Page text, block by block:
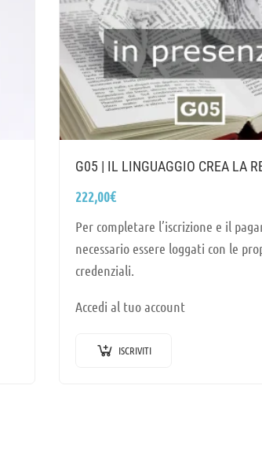
G05 | IL LINGUAGGIO CREA LA
222,00€
Per completare l’iscrizione e il
necessario essere loggati con le
credenziali.
Accedi al tuo account
ISCRIVITI